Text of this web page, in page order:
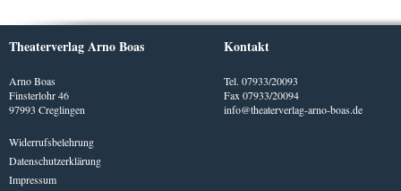
Theaterverlag Arno Boas
Arno Boas
Finsterlohr 46
97993 Creglingen
Widerrufsbelehrung
Datenschutzerklärung
Impressum
Kontakt
Tel. 07933/20093
Fax 07933/20094
info@theaterverlag-arno-boas.de